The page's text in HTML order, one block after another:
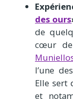
des ours
de
cœur
l’une
Elle sert
et